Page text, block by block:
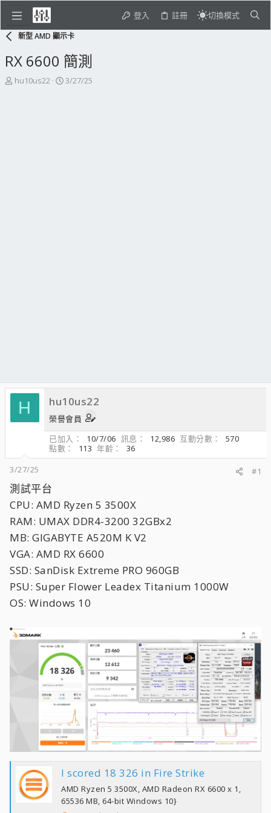
登入 註冊 切換模式
新型 AMD 顯示卡
RX 6600 簡測
主
hu10us22
開
3/27/25
H hu10us22
榮譽會員
已加入
10/7/06 訊息 12,986 互動分數
570
點數
113 年齡
36
3/27/25
#1
測試平台
CPU: AMD Ryzen 5 3500X
RAM: UMAX DDR4-3200 32GBx2
MB: GIGABYTE A520M K V2
VGA: AMD RX 6600
SSD: SanDisk Extreme PRO 960GB
PSU: Super Flower Leadex Titanium 1000W
OS: Windows 10
I scored 18 326 in Fire Strike
AMD Ryzen 5 3500X, AMD Radeon RX 6600 x 1,
65536 MB, 64-bit Windows 10}